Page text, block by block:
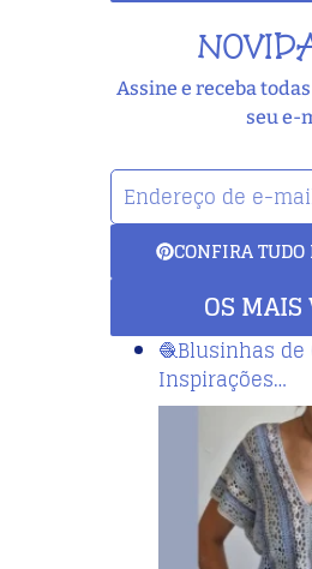
Assine e receba
seu e-
CONFIRA
OS MAIS
🧶Blusinhas de
Inspirações…